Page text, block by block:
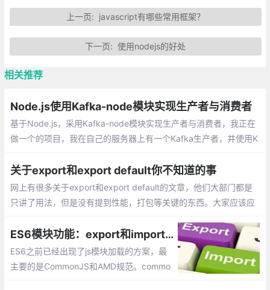
上一页: javascript有哪些常用框架？
下一页:使用nodejs的好处
相关推荐
Node.js使用Kafka-node模块实现生产者与消费者
基于Node.js，采用Kafka-node模块实现生产者与消费者，我正在
做一个的项目，我在自己的服务器上有一个Kafka生产者，并使用K
关于export和export default你不知道的事
网上有很多关于export和export default的文章，他们大部门都是
只讲了用法，但是没有提到性能，打包等关键的东西。大家应该应
包到文件中，而import {func} from xxx只会把文件中的func导入
ES6模块功能：export和import的加载方式
ES6之前已经出现了js模块加载的方案，最
主要的是CommonJS和AMD规范。commo